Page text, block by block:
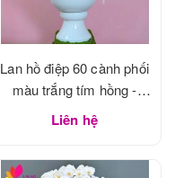
Lan hồ điệp 60 cành phối
màu trắng tím hồng -
LHD1183
Liên hệ